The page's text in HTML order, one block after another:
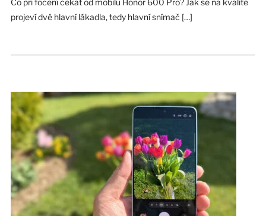
Co při focení čekat od mobilu Honor 600 Pro? Jak se na kvalitě
projeví dvě hlavní lákadla, tedy hlavní snímač […]